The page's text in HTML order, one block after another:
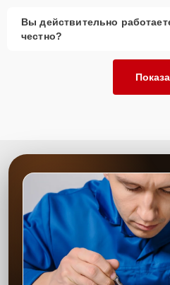
Вы действительно
честно?